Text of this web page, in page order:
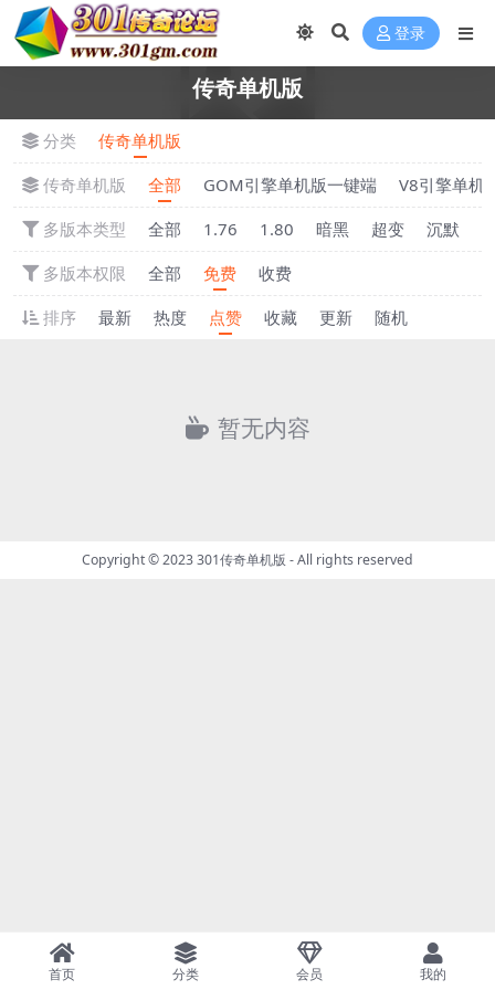
登录
传奇单机版
分类
传奇单机版
传奇单机版
全部 GOM引擎单机版一键端
V8引擎单机
多版本类型
全部 1.76 1.80 暗黑 超变 沉默
多版本权限
全部 免费
收费
排序
最新 热度 点赞 收藏 更新 随机
暂无内容
Copyright © 2023301传奇单机版 - All rights reserved
首页 分类 会员 我的